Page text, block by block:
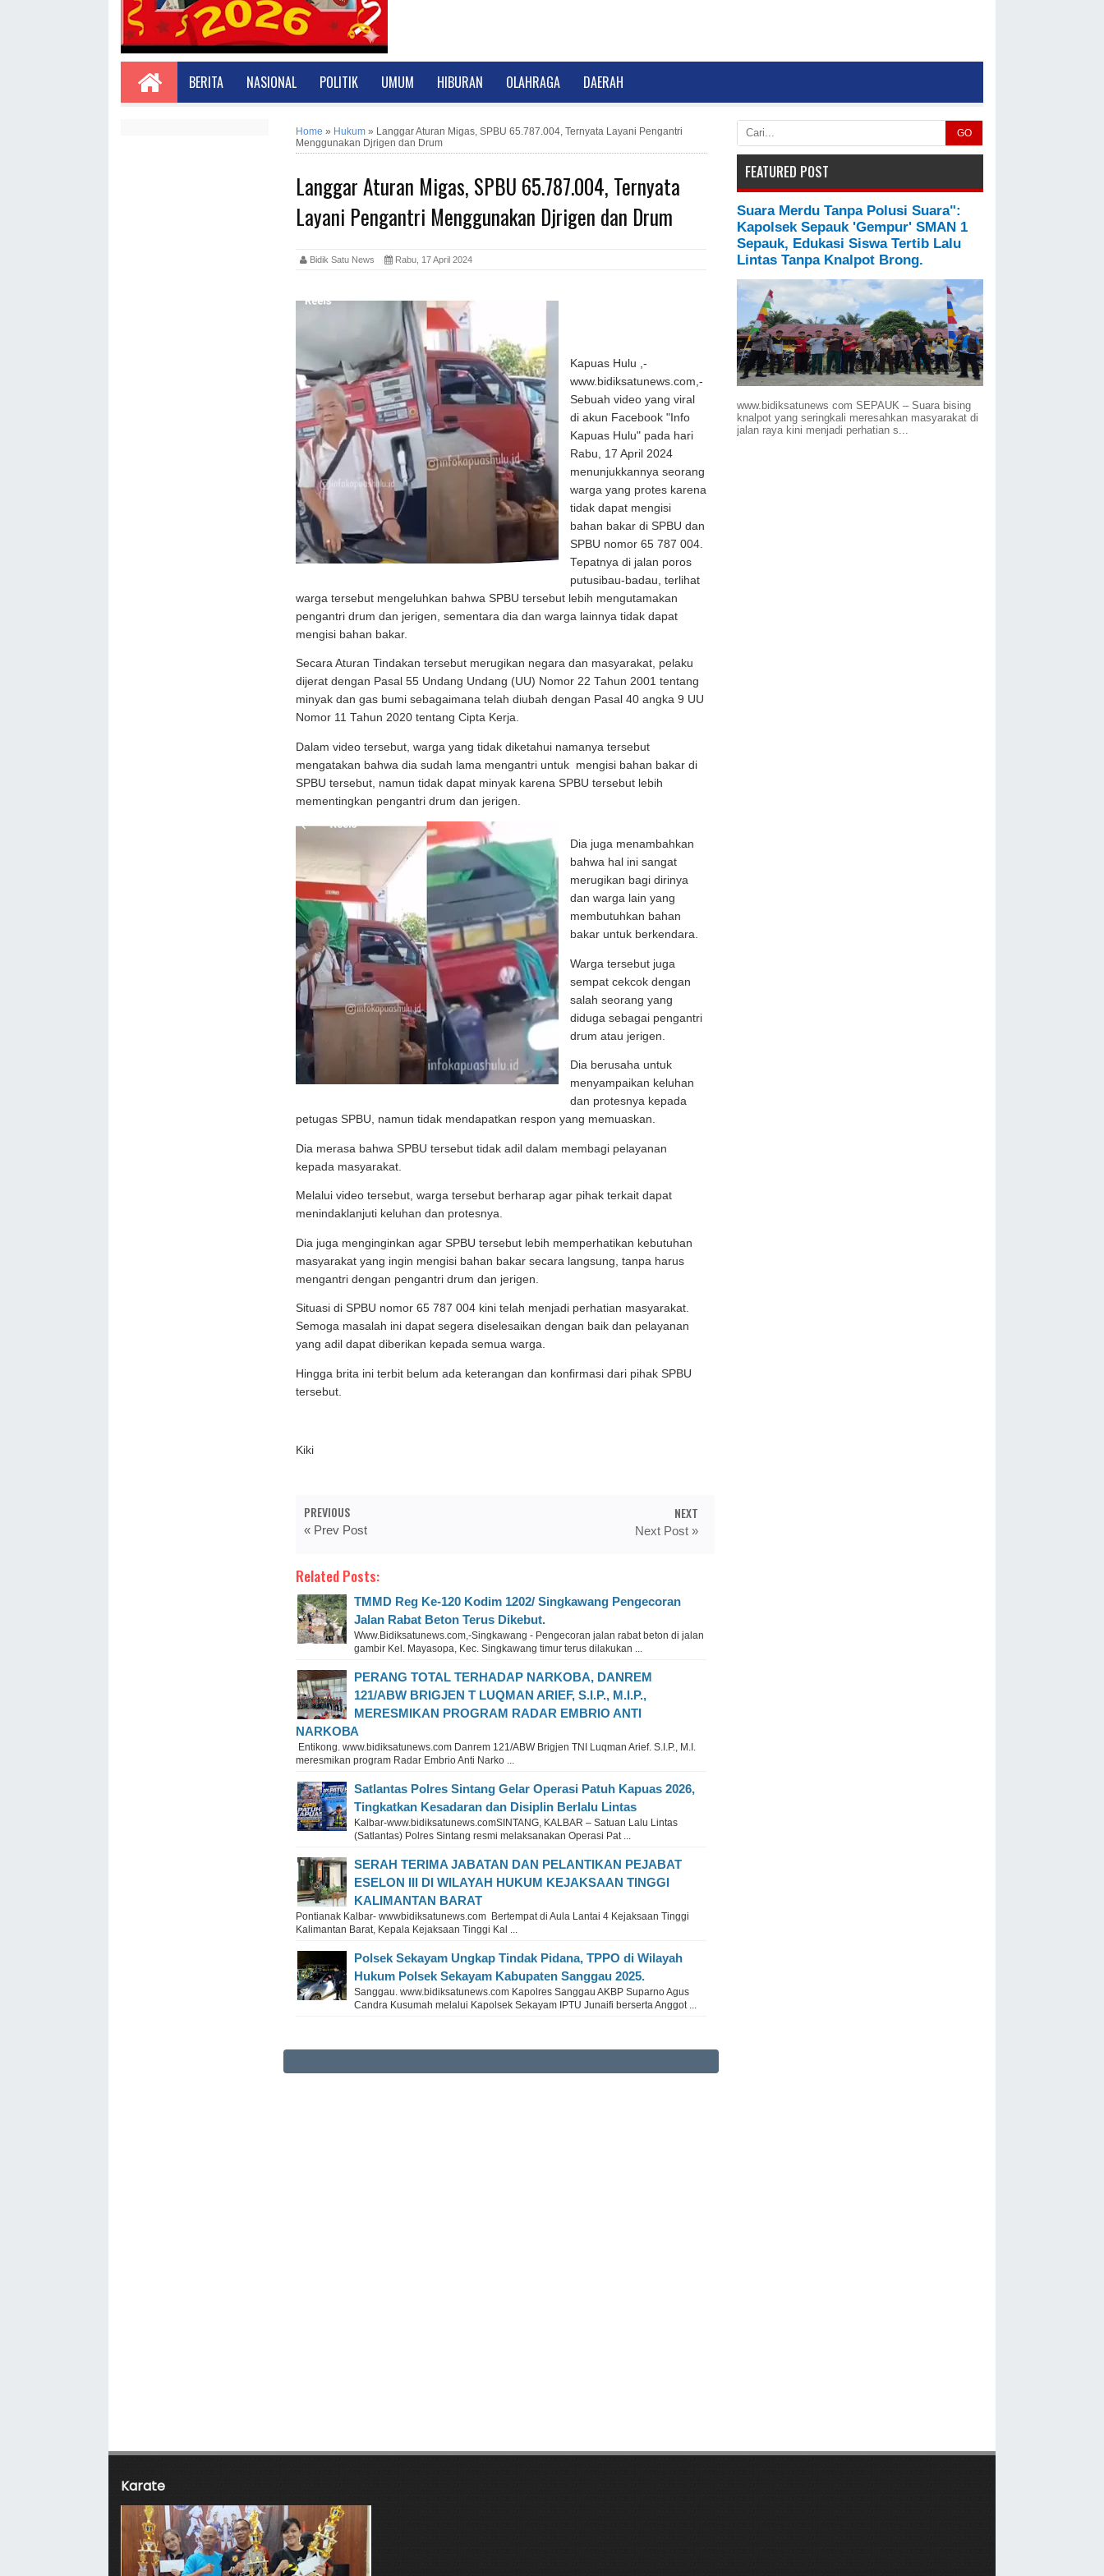
BERITA NASIONAL POLITIK UMUM HIBURAN OLAHRAGA DAERAH
Home » Hukum » Langgar Aturan Migas, SPBU 65.787.004, Ternyata Layani Pengantri
Menggunakan Djrigen dan Drum
Langgar Aturan Migas, SPBU 65.787.004, Ternyata
Layani Pengantri Menggunakan Djrigen dan Drum
Bidik Satu News Rabu, 17 April 2024
Kapuas Hulu ,-
www.bidiksatunews.com,-
Sebuah video yang viral
di akun Facebook "Info
Kapuas Hulu" pada hari
Rabu, 17 April 2024
menunjukkannya seorang
warga yang protes karena
tidak dapat mengisi
bahan bakar di SPBU dan
SPBU nomor 65 787 004.
Tepatnya di jalan poros
putusibau-badau, terlihat
warga tersebut mengeluhkan bahwa SPBU tersebut lebih mengutamakan
pengantri drum dan jerigen, sementara dia dan warga lainnya tidak dapat
mengisi bahan bakar.
Secara Aturan Tindakan tersebut merugikan negara dan masyarakat, pelaku
dijerat dengan Pasal 55 Undang Undang (UU) Nomor 22 Tahun 2001 tentang
minyak dan gas bumi sebagaimana telah diubah dengan Pasal 40 angka 9 UU
Nomor 11 Tahun 2020 tentang Cipta Kerja.
Dalam video tersebut, warga yang tidak diketahui namanya tersebut
mengatakan bahwa dia sudah lama mengantri untuk mengisi bahan bakar di
SPBU tersebut, namun tidak dapat minyak karena SPBU tersebut lebih
mementingkan pengantri drum dan jerigen.
Dia juga menambahkan
bahwa hal ini sangat
merugikan bagi dirinya
dan warga lain yang
membutuhkan bahan
bakar untuk berkendara.
Warga tersebut juga
sempat cekcok dengan
salah seorang yang
diduga sebagai pengantri
drum atau jerigen.
Dia berusaha untuk
menyampaikan keluhan
dan protesnya kepada
petugas SPBU, namun tidak mendapatkan respon yang memuaskan.
Dia merasa bahwa SPBU tersebut tidak adil dalam membagi pelayanan
kepada masyarakat.
Melalui video tersebut, warga tersebut berharap agar pihak terkait dapat
menindaklanjuti keluhan dan protesnya.
Dia juga menginginkan agar SPBU tersebut lebih memperhatikan kebutuhan
masyarakat yang ingin mengisi bahan bakar secara langsung, tanpa harus
mengantri dengan pengantri drum dan jerigen.
Situasi di SPBU nomor 65 787 004 kini telah menjadi perhatian masyarakat.
Semoga masalah ini dapat segera diselesaikan dengan baik dan pelayanan
yang adil dapat diberikan kepada semua warga.
Hingga brita ini terbit belum ada keterangan dan konfirmasi dari pihak SPBU
tersebut.
Kiki
PREVIOUS
« Prev Post
NEXT
Next Post »
Related Posts:
TMMD Reg Ke-120 Kodim 1202/ Singkawang Pengecoran
Jalan Rabat Beton Terus Dikebut.
Www.Bidiksatunews.com,-Singkawang - Pengecoran jalan rabat beton di jalan
gambir Kel. Mayasopa, Kec. Singkawang timur terus dilakukan ...
PERANG TOTAL TERHADAP NARKOBA, DANREM
121/ABW BRIGJEN T LUQMAN ARIEF, S.I.P., M.I.P.,
MERESMIKAN PROGRAM RADAR EMBRIO ANTI
NARKOВА
Entikong. www.bidiksatunews.com Danrem 121/ABW Brigjen TNI Luqman Arief. S.I.P., M.I.
meresmikan program Radar Embrio Anti Narko ...
Satlantas Polres Sintang Gelar Operasi Patuh Kapuas 2026,
Tingkatkan Kesadaran dan Disiplin Berlalu Lintas
Kalbar-www.bidiksatunews.comSINTANG, KALBAR – Satuan Lalu Lintas
(Satlantas) Polres Sintang resmi melaksanakan Operasi Pat ...
SERAH TERIMA JABATAN DAN PELANTIKAN PEJABAT
ESELON III DI WILAYAH HUKUM KEJAKSAAN TINGGI
KALIMANTAN BARAT
Pontianak Kalbar- wwwbidiksatunews.com Bertempat di Aula Lantai 4 Kejaksaan Tinggi
Kalimantan Barat, Kepala Kejaksaan Tinggi Kal ...
Polsek Sekayam Ungkap Tindak Pidana, TPPO di Wilayah
Hukum Polsek Sekayam Kabupaten Sanggau 2025.
Sanggau. www.bidiksatunews.com Kapolres Sanggau AKBP Suparno Agus
Candra Kusumah melalui Kapolsek Sekayam IPTU Junaifi berserta Anggot ...
GO
FEATURED POST
Suara Merdu Tanpa Polusi Suara":
Kapolsek Sepauk 'Gempur' SMAN 1
Sepauk, Edukasi Siswa Tertib Lalu
Lintas Tanpa Knalpot Brong.
www.bidiksatunews com SEPAUK – Suara bising
knalpot yang seringkali meresahkan masyarakat di
jalan raya kini menjadi perhatian s...
Karate